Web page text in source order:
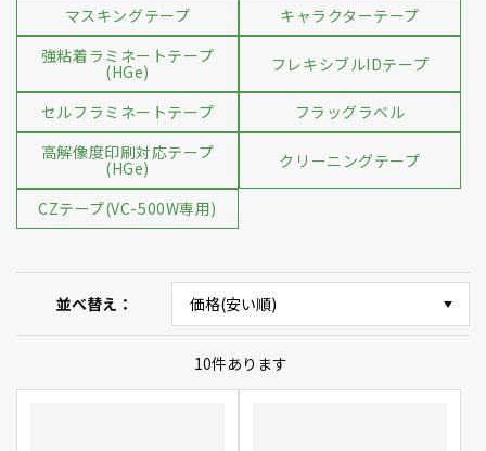
マスキングテープ
キャラクターテープ
強粘着ラミネートテープ
(HGe) フレキシブルIDテープ
セルフラミネートテープ
フラッグラベル
高解像度印刷対応テープ
(HGe) クリーニングテープ
CZテープ(VC-500W専用)
並べ替え
10件あります